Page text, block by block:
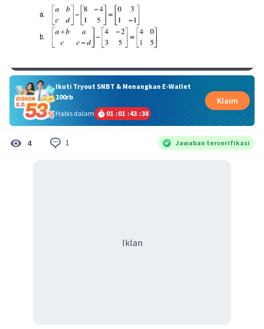
Ikuti Tryout SNBT & Menangkan E-Wallet
100rb
Habis dalam
01 :01 :43 :37
Klaim
4 1 Jawaban terverifikasi
Iklan